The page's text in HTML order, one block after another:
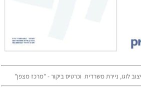
לוגו, ניירת משרדית וכרטיס ביקור - "מרכז מצפן"